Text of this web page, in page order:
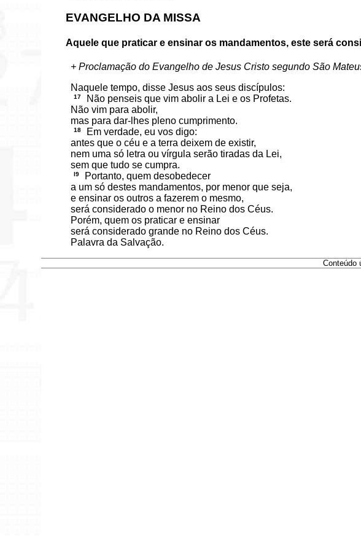
EVANGELHO DA MISSA
Aquele que praticar e ensinar os mandamentos, este será
+ Proclamação do Evangelho de Jesus Cristo segundo São
Naquele tempo, disse Jesus aos seus discípulos:
17
Não penseis que vim abolir a Lei e os Profetas.
Não vim para abolir,
mas para dar-lhes pleno cumprimento.
18
Em verdade, eu vos digo:
antes que o céu e a terra deixem de existir,
nem uma só letra ou vírgula serão tiradas da Lei,
sem que tudo se cumpra.
l9
Portanto, quem desobedecer
a um só destes mandamentos, por menor que seja,
e ensinar os outros a fazerem o mesmo,
será considerado o menor no Reino dos Céus.
Porém, quem os praticar e ensinar
será considerado grande no Reino dos Céus.
Palavra da Salvação.
Conteúdo